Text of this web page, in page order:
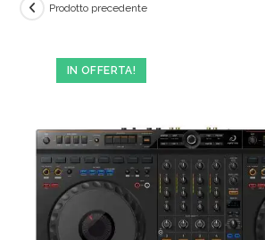
IN OFFERTA!
Prodotto precedente